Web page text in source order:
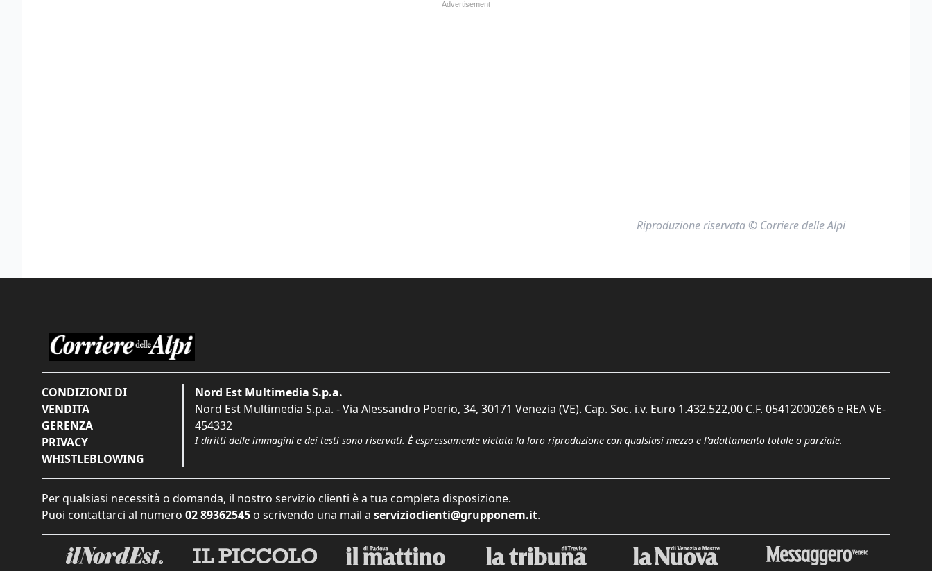
Riproduzione riservata © Corriere delle Alpi
CONDIZIONI DI
VENDITA
GERENZA
PRIVACY
WHISTLEBLOWING
Nord Est Multimedia S.p.a.
Nord Est Multimedia S.p.a. - Via Alessandro Poerio, 34, 30171 Venezia (VE). Cap. Soc. i.v. Euro 1.432.522,00 C.F. 05412000266 e REA VE-
454332
I diritti delle immagini e dei testi sono riservati. È espressamente vietata la loro riproduzione con qualsiasi mezzo e l'adattamento totale o parziale.
Per qualsiasi necessità o domanda, il nostro servizio clienti è a tua completa disposizione.
Puoi contattarci al numero 02 89362545 o scrivendo una mail a servizioclienti@grupponem.it.